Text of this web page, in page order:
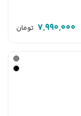
7,990,000 تومان